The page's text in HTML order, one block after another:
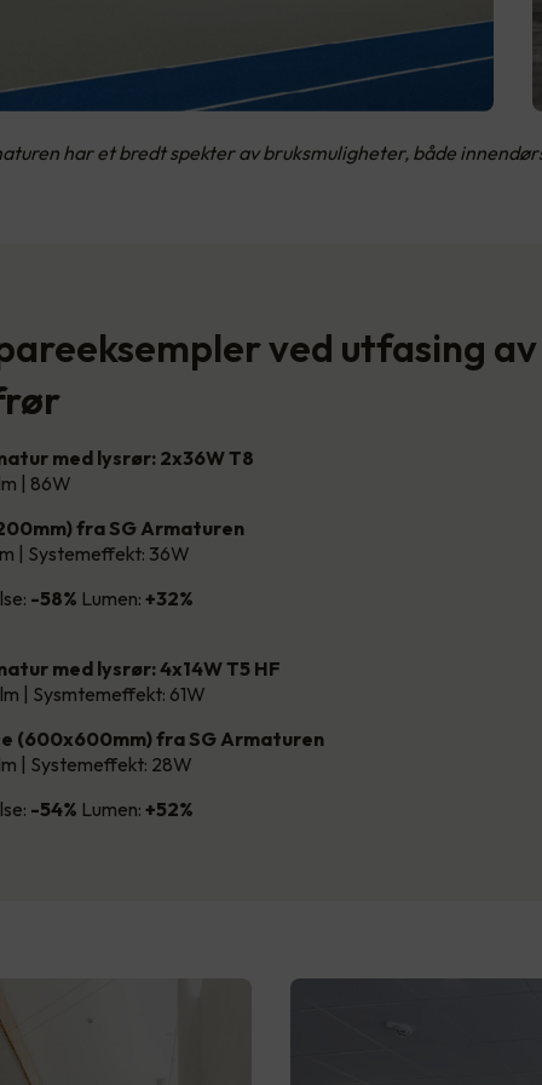
har et bredt spekter av bruksmuligheter, både
ved utfasing av
med lysrør: 2x36W T8
| 86W
fra SG Armaturen
| Systemeffekt: 36W
-58% Lumen: +32%
med lysrør: 4x14W T5 HF
| Sysmtemeffekt: 61W
(600x600mm) fra SG Armaturen
| Systemeffekt: 28W
-54% Lumen: +52%